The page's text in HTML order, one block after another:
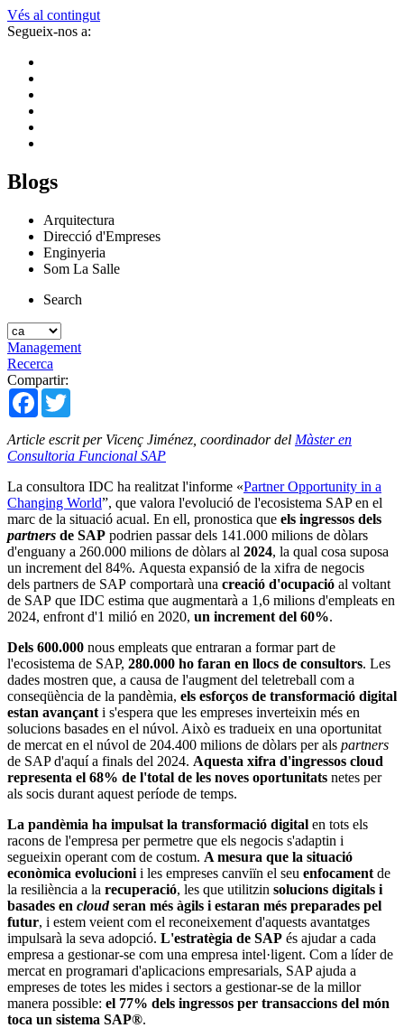
Vés al contingut
Segueix-nos a:
Blogs
Arquitectura
Direcció d'Empreses
Enginyeria
Som La Salle
Search
Management
Recerca
Compartir:
Facebook
Article escrit per Vicenç Jiménez, coordinador del Màster en
Consultoria Funcional SAP
La consultora IDC ha realitzat l'informe «Partner Opportunity in a
Changing World”, que valora l'evolució de l'ecosistema SAP en el
marc de la situació acual. En ell, pronostica que els ingressos dels
partners de SAP podrien passar dels 141.000 milions de dòlars
d'enguany a 260.000 milions de dòlars al 2024, la qual cosa suposa
un increment del 84%. Aquesta expansió de la xifra de negocis
dels partners de SAP comportarà una creació d'ocupació al voltant
de SAP que IDC estima que augmentarà a 1,6 milions d'empleats en
2024, enfront d'1 milió en 2020, un increment del 60%.
Dels 600.000 nous empleats que entraran a formar part de
l'ecosistema de SAP, 280.000 ho faran en llocs de consultors. Les
dades mostren que, a causa de l'augment del teletreball com a
conseqüència de la pandèmia, els esforços de transformació digital
estan avançant i s'espera que les empreses inverteixin més en
solucions basades en el núvol. Això es tradueix en una oportunitat
de mercat en el núvol de 204.400 milions de dòlars per als partners
de SAP d'aquí a finals del 2024. Aquesta xifra d'ingressos cloud
representa el 68% de l'total de les noves oportunitats netes per
als socis durant aquest període de temps.
La pandèmia ha impulsat la transformació digital en tots els
racons de l'empresa per permetre que els negocis s'adaptin i
segueixin operant com de costum. A mesura que la situació
econòmica evolucioni i les empreses canviïn el seu enfocament de
la resiliència a la recuperació, les que utilitzin solucions digitals i
basades en cloudseran més àgils i estaran més preparades pel
futur, i estem veient com el reconeixement d'aquests avantatges
impulsarà la seva adopció. L'estratègia de SAP és ajudar a cada
empresa a gestionar-se com una empresa intel·ligent. Com a líder de
mercat en programari d'aplicacions empresarials, SAP ajuda a
empreses de totes les mides i sectors a gestionar-se de la millor
manera possible: el 77% dels ingressos per transaccions del món
toca un sistema SAP®.